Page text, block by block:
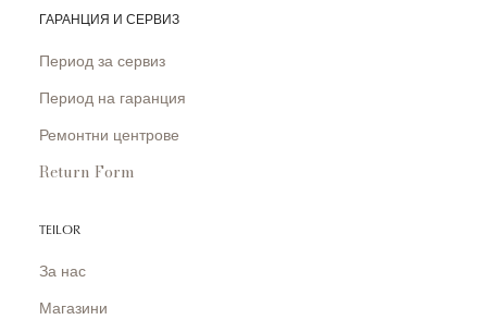
ГАРАНЦИЯ И СЕРВИЗ
Период за сервиз
Период на гаранция
Ремонтни центрове
Return Form
TEILOR
За нас
Магазини